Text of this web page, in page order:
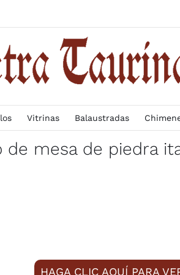
Vitrinas Balaustradas
de mesa de piedra
HAGA CLIC AQUÍ PARA